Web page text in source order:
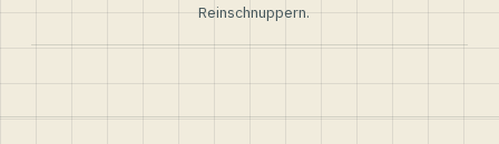
Reinschnuppern.